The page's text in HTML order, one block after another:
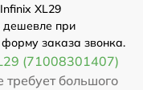
XL29
дешевле при
заказа звонка.
(71008301407)
требует большого